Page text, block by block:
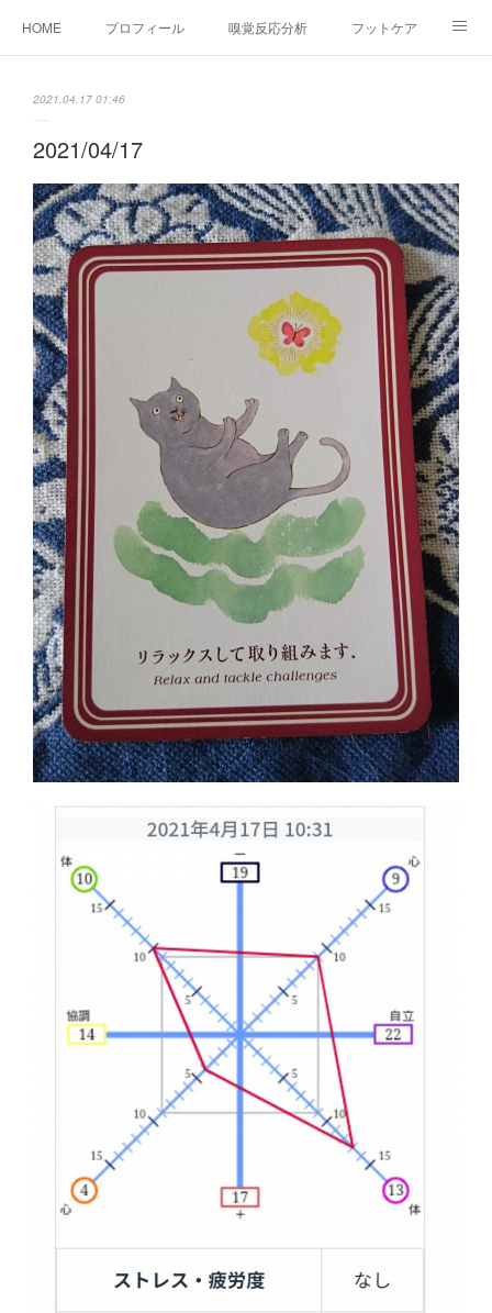
HOME プロフィール 嗅覚反応分析 フットケア
2021.04.17 01:46
2021/04/17